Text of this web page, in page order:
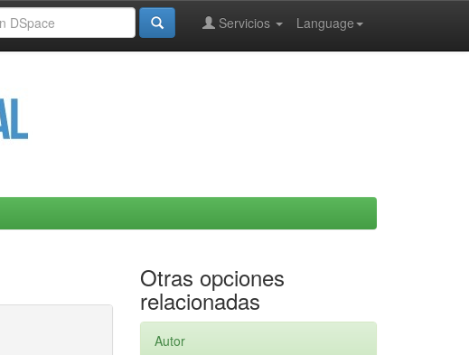
Language
Servicios
Otras opciones
relacionadas
Autor